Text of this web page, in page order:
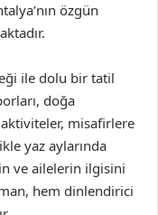
özgün
ile dolu bir tatil
doğa
misafirlere
yaz aylarında
ve ailelerin ilgisini
hem dinlendirici